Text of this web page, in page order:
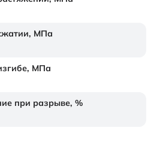
МПа
МПа
при разрыве, %